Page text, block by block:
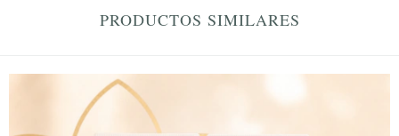
PRODUCTOS SIMILARES